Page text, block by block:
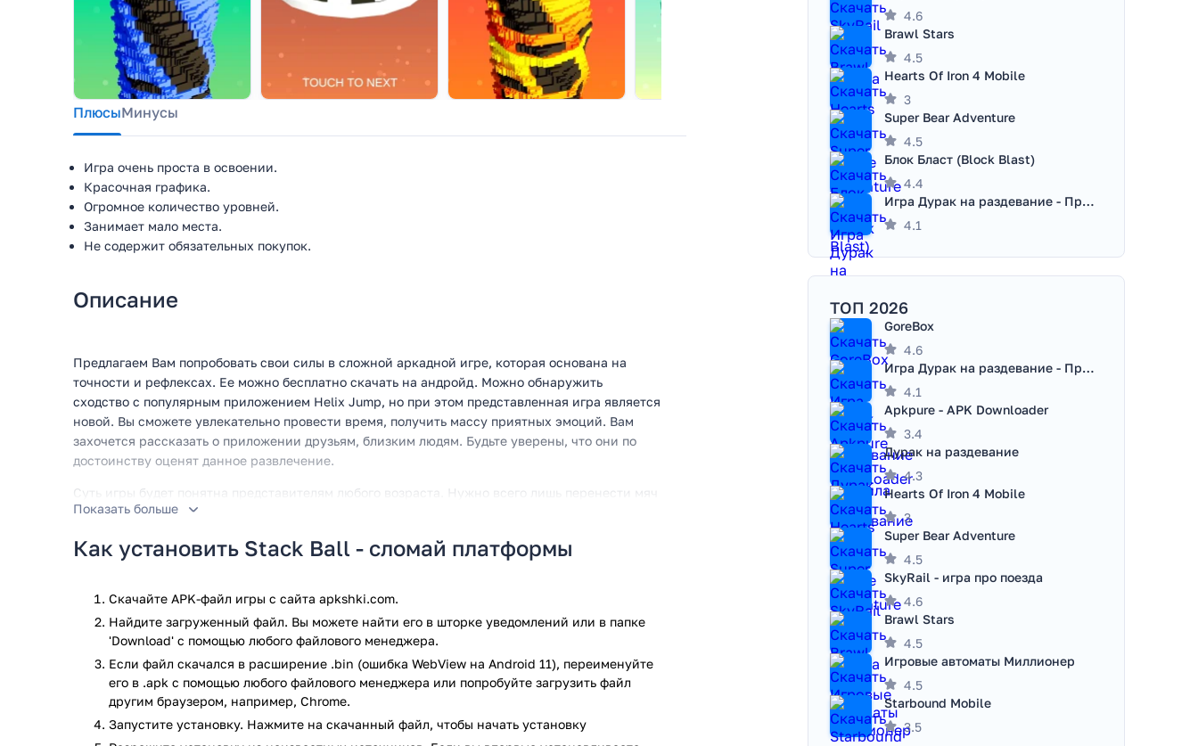
ПлюсыМинусы
Игра очень проста в освоении.
Красочная графика.
Огромное количество уровней.
Занимает мало места.
Не содержит обязательных покупок.
Описание
Предлагаем Вам попробовать свои силы в сложной аркадной игре, которая основана на
точности и рефлексах. Ее можно бесплатно скачать на андройд. Можно обнаружить
сходство с популярным приложением Helix Jump, но при этом представленная игра является
новой. Вы сможете увлекательно провести время, получить массу приятных эмоций. Вам
захочется рассказать о приложении друзьям, близким людям. Будьте уверены, что они по
достоинству оценят данное развлечение.
Суть игры будет понятна представителям любого возраста. Нужно всего лишь перенести мяч
на дно башни, которая состоит из постоянно движущихся частей. Для помощи мячу, нужно
попасть на черные области. Игра в этом случае мгновенно завершится. Если удалось разбить
черные сферы без получения каких-либо штрафов. Сможете ли Вы справиться с
предусмотренными разработчиками испытаниями? Готовы рискнуть и бросить вызов
обстоятельствам?
Первые уровни игры можно назвать действительно простыми. Вам удастся продвинуться по
более чем 100 разным сценариям. Это позволит попасть в дополнительную игровую
реальность. Можно рассчитывать на напряженные и более сложные уровни. Даже меткие
игроки смогут проверить свои рефлексы.
Показать больше
Как установить Stack Ball - сломай платформы
Скачайте APK-файл игры с сайта apkshki.com.
Найдите загруженный файл. Вы можете найти его в шторке уведомлений или в папке
'Download' с помощью любого файлового менеджера.
Если файл скачался в расширение .bin (ошибка WebView на Android 11), переименуйте
его в .apk с помощью любого файлового менеджера или попробуйте загрузить файл
другим браузером, например, Chrome.
Запустите установку. Нажмите на скачанный файл, чтобы начать установку
4.6
Brawl Stars
4.5
Hearts Of Iron 4 Mobile
3
Super Bear Adventure
4.5
Блок Бласт (Block Blast)
4.4
Игра Дурак на раздевание - Правила игры
4.1
ТОП 2026
GoreBox
4.6
Игра Дурак на раздевание - Правила игры
4.1
Apkpure - APK Downloader
3.4
Дурак на раздевание
4.3
Hearts Of Iron 4 Mobile
3
Super Bear Adventure
4.5
SkyRail - игра про поезда
4.6
Brawl Stars
4.5
Игровые автоматы Миллионер
4.5
Starbound Mobile
3.5